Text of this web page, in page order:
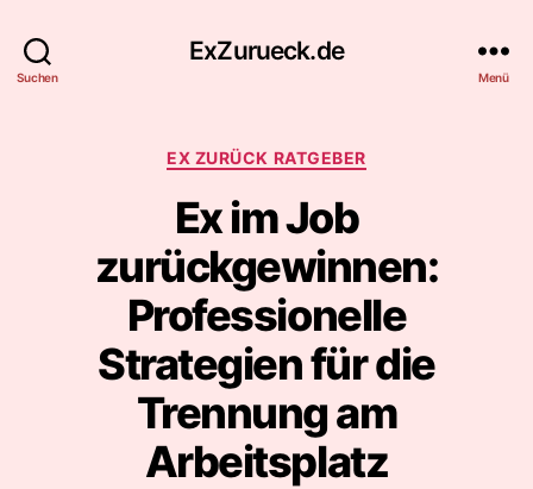
Suchen
ExZurueck.de
Menü
Kategorien
EX ZURÜCK RATGEBER
Ex im Job
zurückgewinnen:
Professionelle
Strategien für die
Trennung am
Arbeitsplatz